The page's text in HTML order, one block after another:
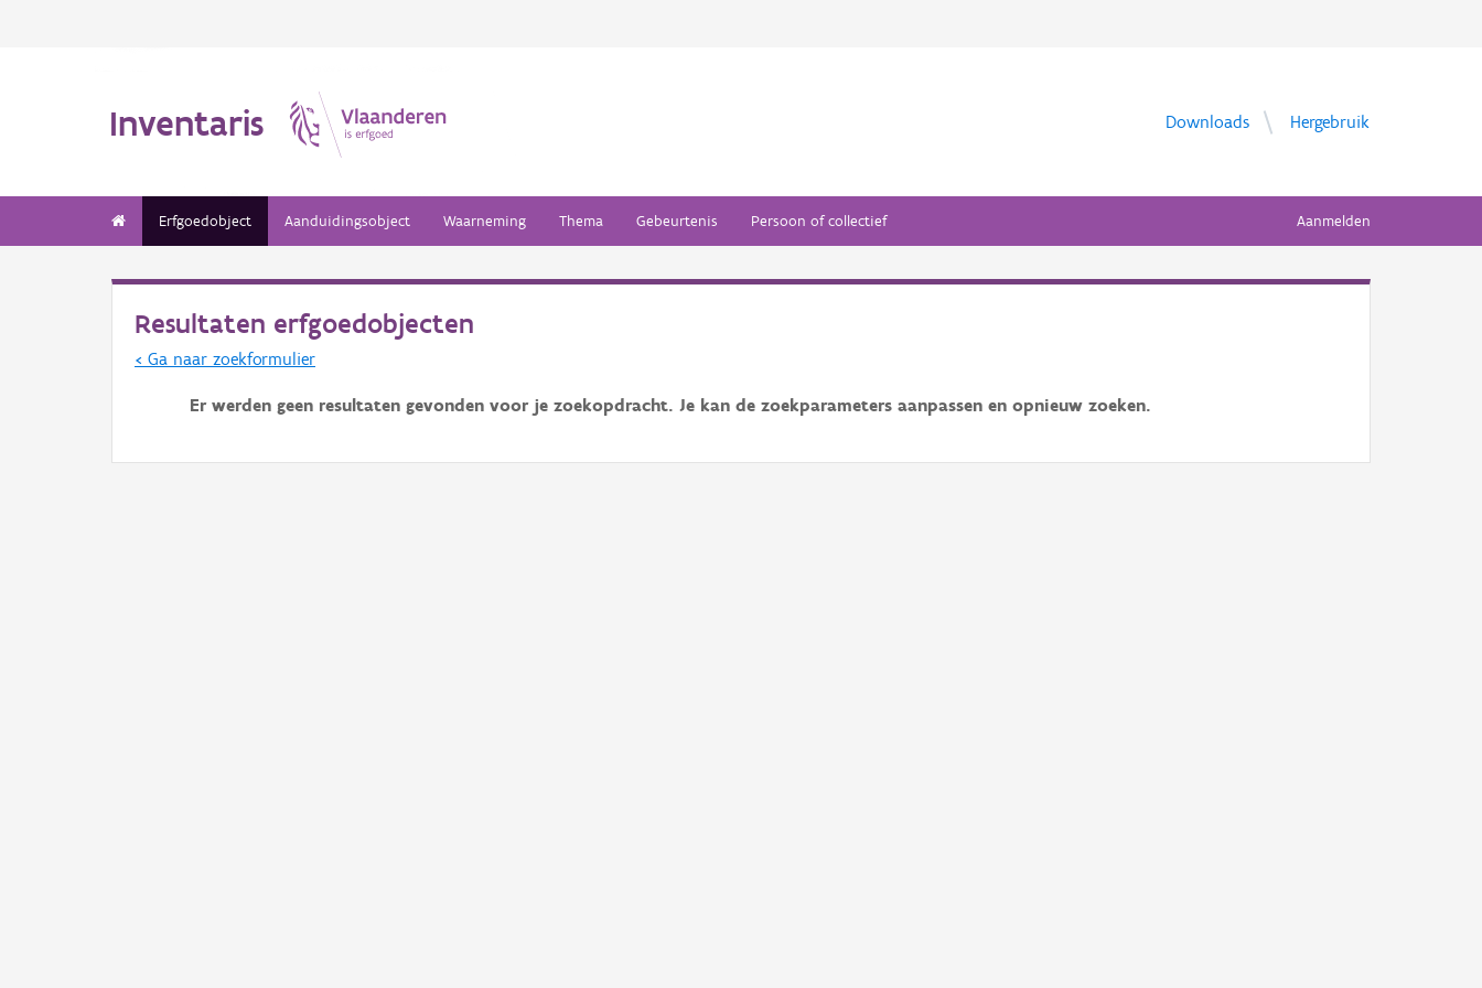
Inventaris Downloads Hergebruik
Erfgoedobject Aanduidingsobject Waarneming Thema Gebeurtenis Persoon of collectief Aanmelden
Resultaten erfgoedobjecten
< Ga naar zoekformulier
Er werden geen resultaten gevonden voor je zoekopdracht. Je kan de zoekparameters aanpassen en opnieuw zoeken.